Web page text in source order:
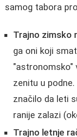
samog tabora
Trajno zimsko
ga oni koji
"astronomsko"
zenitu u
značilo da leti
ranije zalazi
Trajno letnje